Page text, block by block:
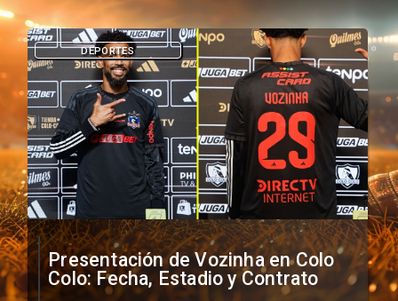
Presentación de Vozinha en Colo
Colo: Fecha, Estadio y Contrato
DEPORTES